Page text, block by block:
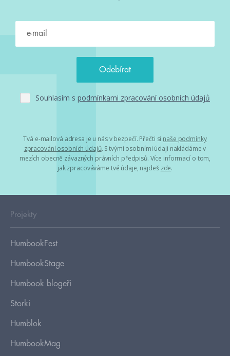
Souhlasím s podmínkami zpracování osobních údajů
Tvá e-mailová adresa je u nás v bezpečí. Přečti si naše podmínky
zpracování osobních údajů. S tvými osobními údaji nakládáme v
mezích obecně závazných právních předpisů. Více informací o tom,
jak zpracováváme tvé údaje, najdeš zde.
Projekty
HumbookFest
HumbookStage
Humbook blogeři
Storki
Humblok
HumbookMag